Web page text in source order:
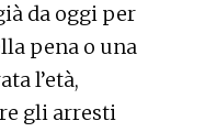
da oggi per
pena o una
l’età,
gli arresti